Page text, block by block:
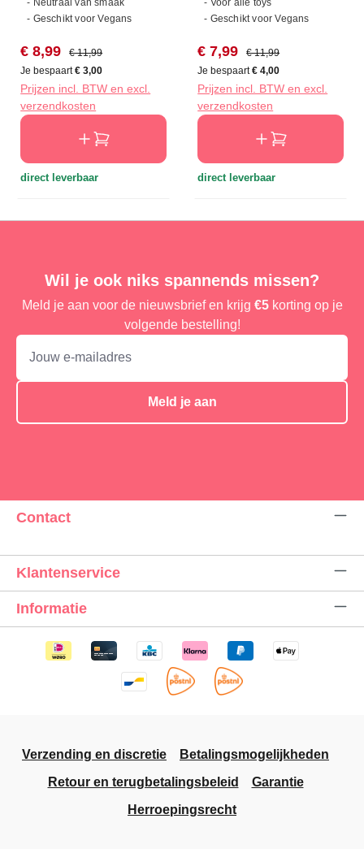
- Neutraal van smaak
- Geschikt voor Vegans
Verkoopprijs:
€ 8,99 Normale prijs:
€ 11,99
Je bespaart€ 3,00
Prijzen incl. BTW en excl.
verzendkosten
direct leverbaar
- Voor alle toys
- Geschikt voor Vegans
Verkoopprijs:
€ 7,99 Normale prijs:
€ 11,99
Je bespaart€ 4,00
Prijzen incl. BTW en excl.
verzendkosten
direct leverbaar
Wil je ook niks spannends missen?
Meld je aan voor de nieuwsbrief en krijg €5korting op je
volgende bestelling!
Meld je aan
Contact
Klantenservice
Informatie
Verzending en discretie
Betalingsmogelijkheden
Retour en terugbetalingsbeleid
Garantie
Herroepingsrecht